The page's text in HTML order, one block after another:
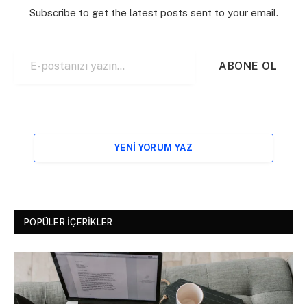
Subscribe to get the latest posts sent to your email.
E-postanızı yazın…
ABONE OL
YENI YORUM YAZ
POPÜLER İÇERIKLER